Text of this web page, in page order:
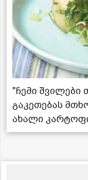
"ჩემი შვილები
გაკეთებას
ახალი